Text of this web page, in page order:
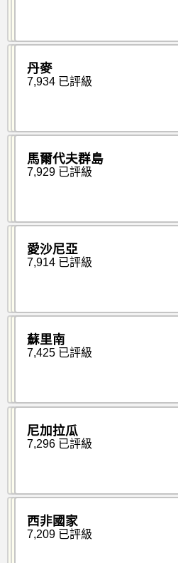
丹麥
7,934 已評級
馬爾代夫群島
7,929 已評級
愛沙尼亞
7,914 已評級
蘇里南
7,425 已評級
尼加拉瓜
7,296 已評級
西非國家
7,209 已評級